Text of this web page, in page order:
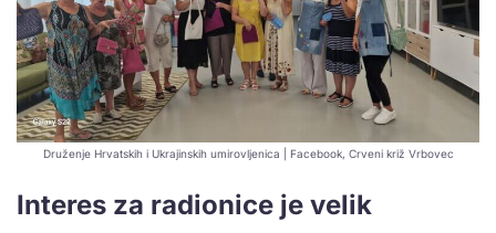
Druženje Hrvatskih i Ukrajinskih umirovljenica | Facebook, Crveni križ Vrbovec
Interes za radionice je velik